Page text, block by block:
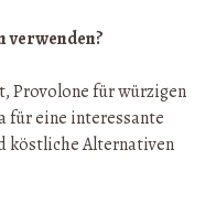
verwenden?
Provolone für würzigen
für eine interessante
köstliche Alternativen